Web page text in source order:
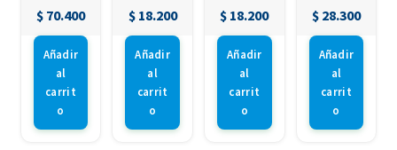
100 Uds
Inverf.
$70.400
Añadir
al
carrit
o
Inverfar
ma
$18.200
Añadir
al
carrit
o
Inverfar
ma
$ 18.200
Añadir
al
carrit
o
Alfa T.L
24 Uds
$28.300
Añadir
al
carrit
o